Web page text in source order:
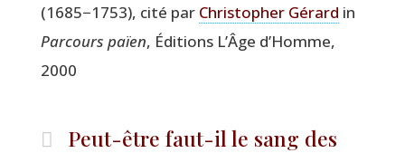
(1685−1753), cité par Chris­to­pher Gérard in
Par­cours païen, Édi­tions L’Âge d’Homme,
2000
Peut-être faut-il le sang des